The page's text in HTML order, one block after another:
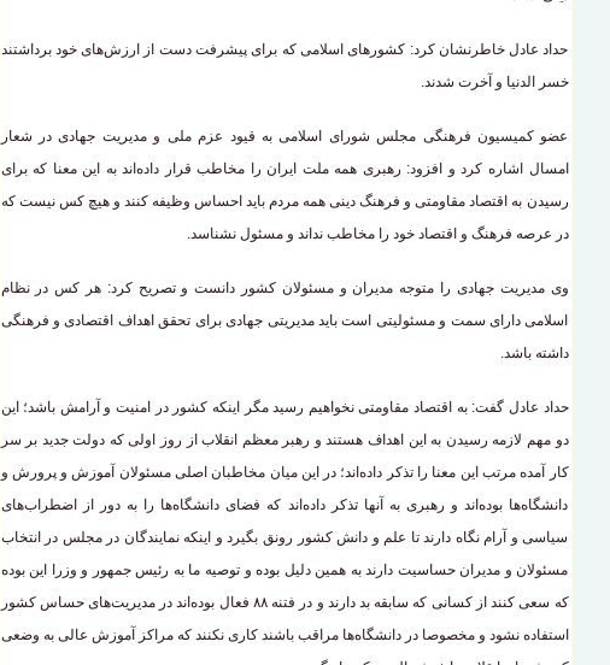
حداد عادل خاطرنشان کرد: کشورهای اسلامی که برای پیشرفت دست از ارزش‌های خود برداشتند
خسر الدنیا و آخرت شدند.
عضو کمیسیون فرهنگی مجلس شورای اسلامی به قیود عزم ملی و مدیریت جهادی در شعار
امسال اشاره کرد و افزود: رهبری همه ملت ایران را مخاطب قرار داده‌اند به این معنا که برای
رسیدن به اقتصاد مقاومتی و فرهنگ دینی همه مردم باید احساس وظیفه کنند و هیچ کس نیست که
در عرصه فرهنگ و اقتصاد خود را مخاطب نداند و مسئول نشناسد.
وی مدیریت جهادی را متوجه مدیران و مسئولان کشور دانست و تصریح کرد: هر کس در نظام
اسلامی دارای سمت و مسئولیتی است باید مدیریتی جهادی برای تحقق اهداف اقتصادی و فرهنگی
داشته باشد.
حداد عادل گفت: به اقتصاد مقاومتی نخواهیم رسید مگر اینکه کشور در امنیت و آرامش باشد؛ این
دو مهم لازمه رسیدن به این اهداف هستند و رهبر معظم انقلاب از روز اولی که دولت جدید بر سر
کار آمده مرتب این معنا را تذکر داده‌اند؛ در این میان مخاطبان اصلی مسئولان آموزش و پرورش و
دانشگاه‌ها بوده‌اند و رهبری به آنها تذکر داده‌اند که فضای دانشگاه‌ها را به دور از اضطراب‌های
سیاسی و آرام نگاه دارند تا علم و دانش کشور رونق بگیرد و اینکه نمایندگان در مجلس در انتخاب
مسئولان و مدیران حساسیت دارند به همین دلیل بوده و توصیه ما به رئیس جمهور و وزرا این بوده
که سعی کنند از کسانی که سابقه بد دارند و در فتنه ۸۸ فعال بوده‌اند در مدیریت‌های حساس کشور
استفاده نشود و مخصوصا در دانشگاه‌ها مراقب باشند کاری نکنند که مراکز آموزش عالی به وضعی